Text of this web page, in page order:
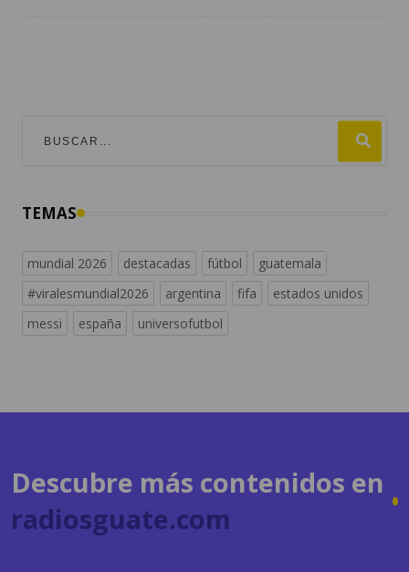
TEMAS
mundial 2026 destacadas fútbol
guatemala
#viralesmundial2026
argentina fifa
estados unidos
messi
españa universofutbol
Descubre más contenidos en
radiosguate.com